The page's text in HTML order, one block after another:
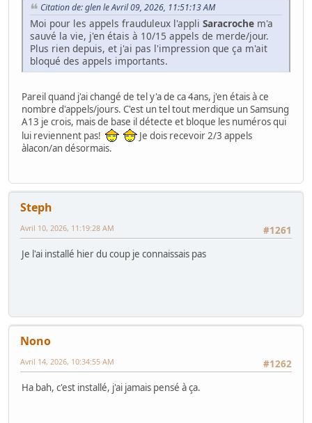
Citation de: glen le Avril 09, 2026, 11:51:13 AM
Moi pour les appels frauduleux l'appli Saracroche m'a
sauvé la vie, j'en étais à 10/15 appels de merde/jour.
Plus rien depuis, et j'ai pas l'impression que ça m'ait
bloqué des appels importants.
Pareil quand j'ai changé de tel y'a de ca 4ans, j'en étais à ce
nombre d'appels/jours. C'est un tel tout merdique un Samsung
A13 je crois, mais de base il détecte et bloque les numéros qui
lui reviennent pas!
Je dois recevoir 2/3 appels
àlacon/an désormais.
Steph
#1261
Avril 10, 2026, 11:19:28 AM
Je l'ai installé hier du coup je connaissais pas
Nono
#1262
Avril 14, 2026, 10:34:55 AM
Ha bah, c'est installé, j'ai jamais pensé à ça.